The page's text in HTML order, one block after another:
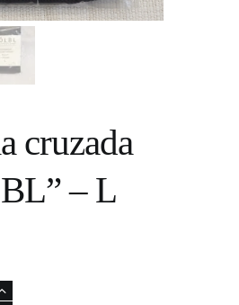
cruzada
– L